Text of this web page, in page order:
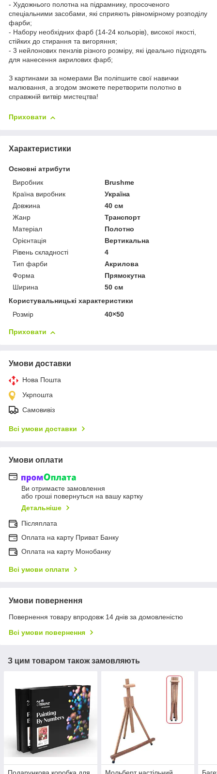
- Художнього полотна на підрамнику, просоченого
спеціальними засобами, які сприяють рівномірному розподілу
фарби;
- Набору необхідних фарб (14-24 кольорів), високої якості,
стійких до стирання та вигоряння;
- 3 нейлонових пензлів різного розміру, які ідеально підходять
для нанесення акрилових фарб;
З картинами за номерами Ви поліпшите свої навички
малювання, а згодом зможете перетворити полотно в
справжній витвір мистецтва!
Приховати
Характеристики
Основні атрибути
Виробник
Brushme
Країна виробник
Україна
Довжина
40 см
Жанр
Транспорт
Матеріал
Полотно
Орієнтація
Вертикальна
Рівень складності
4
Тип фарби
Акрилова
Форма
Прямокутна
Ширина
50 см
Користувальницькі характеристики
Розмір
40×50
Приховати
Умови доставки
Нова Пошта
Укрпошта
Самовивіз
Всі умови доставки
Умови оплати
Ви отримаєте замовлення
або гроші повернуться на вашу картку
Детальніше
Післяплата
Оплата на карту Приват Банку
Оплата на карту Монобанку
Всі умови оплати
Умови повернення
Повернення товару впродовж 14 днів за домовленістю
Всі умови повернення
З цим товаром також замовляють